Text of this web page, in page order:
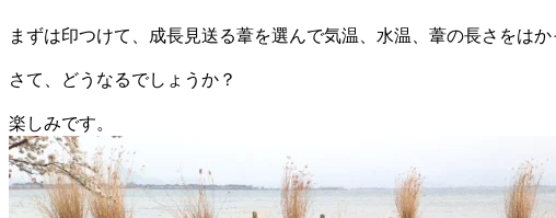
まずは印つけて、成長見送る葦を選んで気温、水温、葦の長さをはか
さて、どうなるでしょうか？
楽しみです。